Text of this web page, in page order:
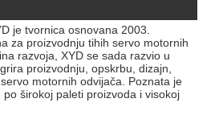
je tvornica osnovana 2003.
za proizvodnju tihih servo motornih
razvoja, XYD se sada razvio u
proizvodnju, opskrbu, dizajn,
motornih odvijača. Poznata je
po širokoj paleti proizvoda i visokoj